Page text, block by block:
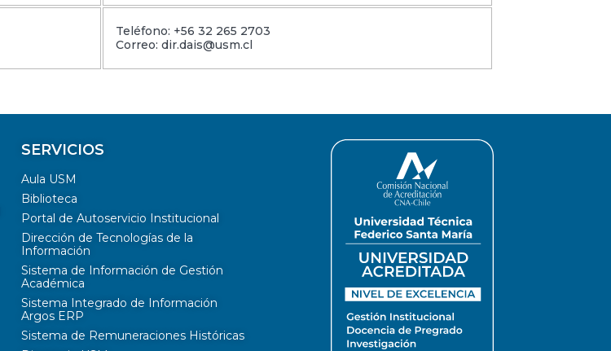
Teléfono: +56 32 265 2703
Correo: dir.dais@usm.cl
SERVICIOS
Aula USM
Biblioteca
Portal de Autoservicio Institucional
Dirección de Tecnologías de la
Información
Sistema de Información de Gestión
Académica
Sistema Integrado de Información
Argos ERP
Sistema de Remuneraciones Históricas